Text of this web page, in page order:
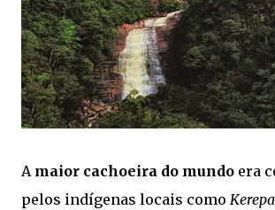
A maior cachoeira do mundo era
pelos indígenas locais como